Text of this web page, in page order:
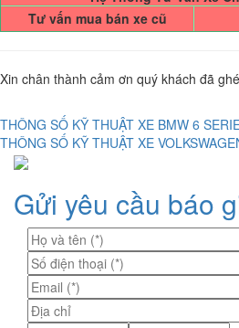
Tư vấn mua bán xe cũ
Xin chân thành cảm ơn quý khách đã
Điều
hướng
bài
viết
THÔNG SỐ KỸ THUẬT XE BMW 6
THÔNG SỐ KỸ THUẬT XE
Gửi yêu cầu báo